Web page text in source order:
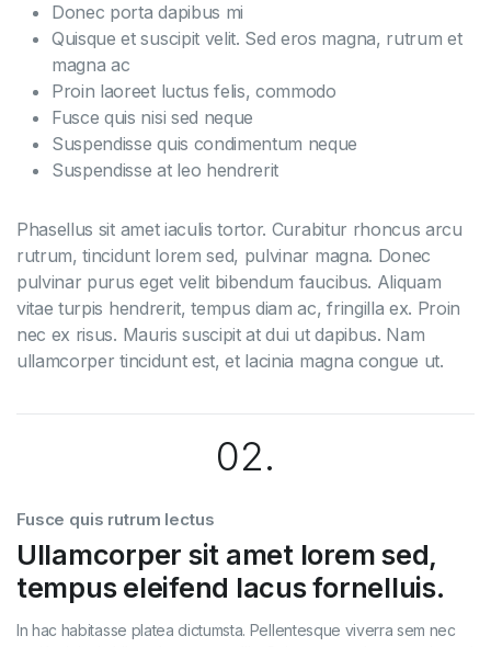
Donec porta dapibus mi
Quisque et suscipit velit. Sed eros magna, rutrum et
magna ac
Proin laoreet luctus felis, commodo
Fusce quis nisi sed neque
Suspendisse quis condimentum neque
Suspendisse at leo hendrerit
Phasellus sit amet iaculis tortor. Curabitur rhoncus arcu
rutrum, tincidunt lorem sed, pulvinar magna. Donec
pulvinar purus eget velit bibendum faucibus. Aliquam
vitae turpis hendrerit, tempus diam ac, fringilla ex. Proin
nec ex risus. Mauris suscipit at dui ut dapibus. Nam
ullamcorper tincidunt est, et lacinia magna congue ut.
02.
Fusce quis rutrum lectus
Ullamcorper sit amet lorem sed,
tempus eleifend lacus fornelluis.
In hac habitasse platea dictumsta. Pellentesque viverra sem nec